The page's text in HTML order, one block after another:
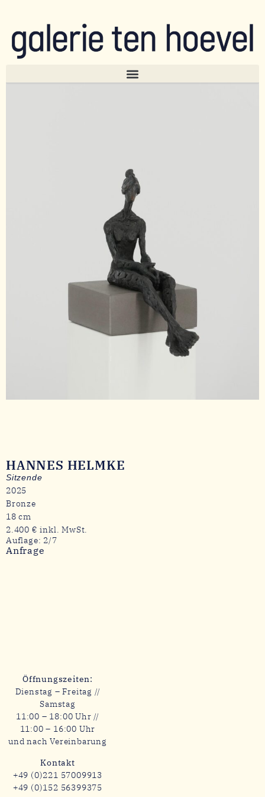
HANNES HELMKE
Sitzende
2025
Bronze
18 cm
2.400 € inkl. MwSt.
Auflage: 2/7
Anfrage
Öffnungszeiten:
Dienstag – Freitag //
Samstag
11:00 – 18:00 Uhr //
11:00 – 16:00 Uhr
und nach Vereinbarung
Kontakt
+49 (0)221 57009913
+49 (0)152 56399375